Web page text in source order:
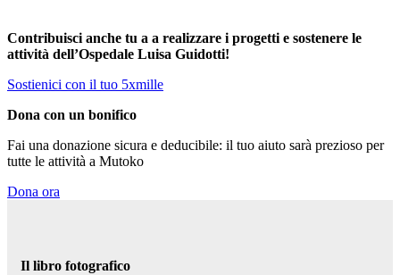
Contribuisci anche tu a a realizzare i progetti e sostenere le
attività dell’Ospedale Luisa Guidotti!
Sostienici con il tuo 5xmille
Dona con un bonifico
Fai una donazione sicura e deducibile: il tuo aiuto sarà prezioso per
tutte le attività a Mutoko
Dona ora
Il libro fotografico